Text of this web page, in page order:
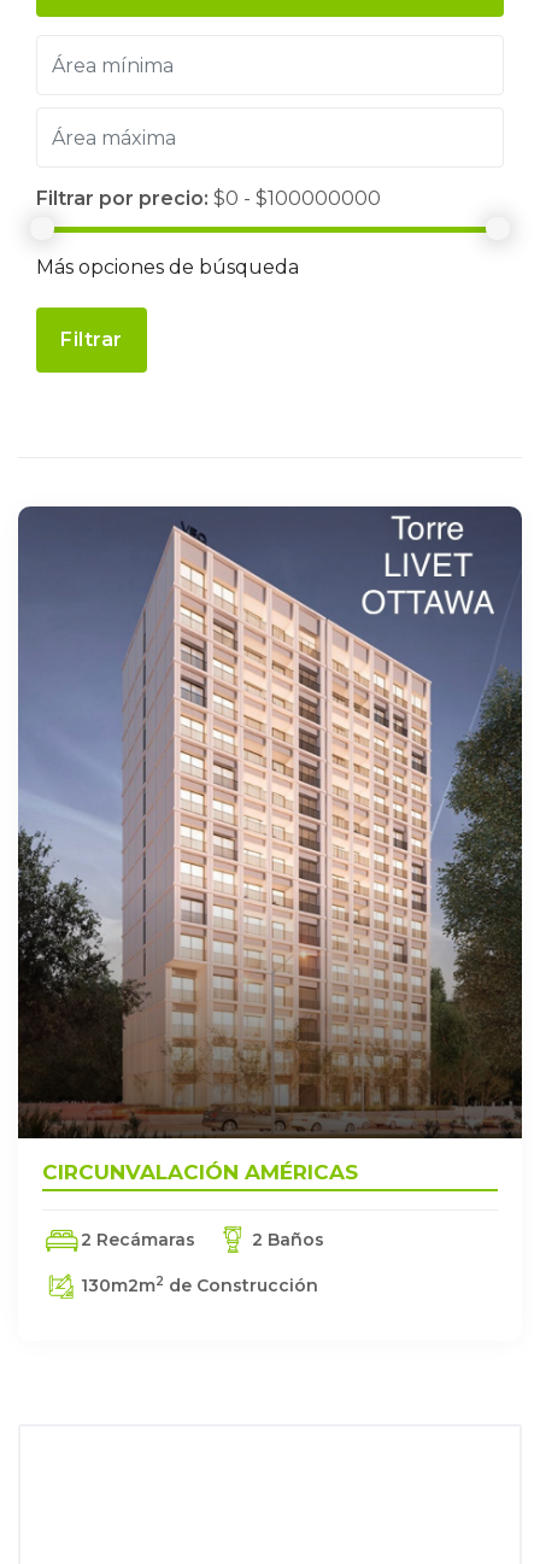
Filtrar por precio: $0 - $100000000
Más opciones de búsqueda
Filtrar
CIRCUNVALACIÓN AMÉRICAS
2 Recámaras 2 Baños
130m2m2 de Construcción